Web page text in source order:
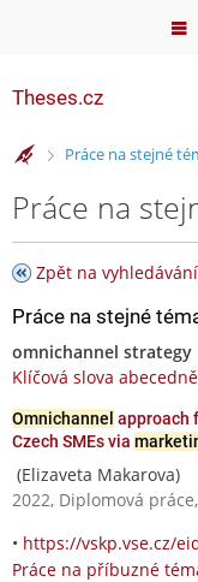
Theses.cz
>Práce na stejné
Práce na
Zpět na vyhledávání
Práce na stejné
omnichannel strategy
Klíčová slova abecedně
Omnichannel approach
Czech SMEs via
(Elizaveta Makarova)
2022, Diplomová
• https://vskp.vse.cz/
Práce na příbuzné